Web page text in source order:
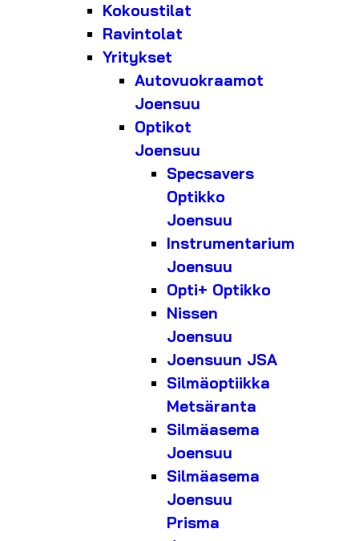
Kokoustilat
Ravintolat
Yritykset
Autovuokraamot
Joensuu
Optikot
Joensuu
Specsavers
Optikko
Joensuu
Instrumentarium
Joensuu
Opti+ Optikko
Nissen
Joensuu
Joensuun JSA
Silmäoptiikka
Metsäranta
Silmäasema
Joensuu
Silmäasema
Joensuu
Prisma